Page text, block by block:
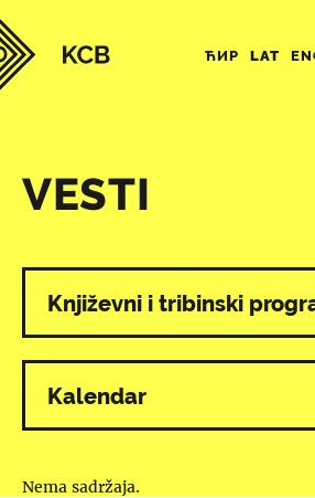
ЋИР LAT
VESTI
Svi programi
Književni i tribinski
Kalendar
Nema sadržaja.